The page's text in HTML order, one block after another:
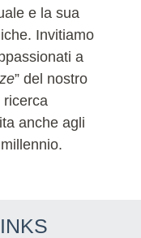
e la sua
Invitiamo
a
” del nostro
anche agli